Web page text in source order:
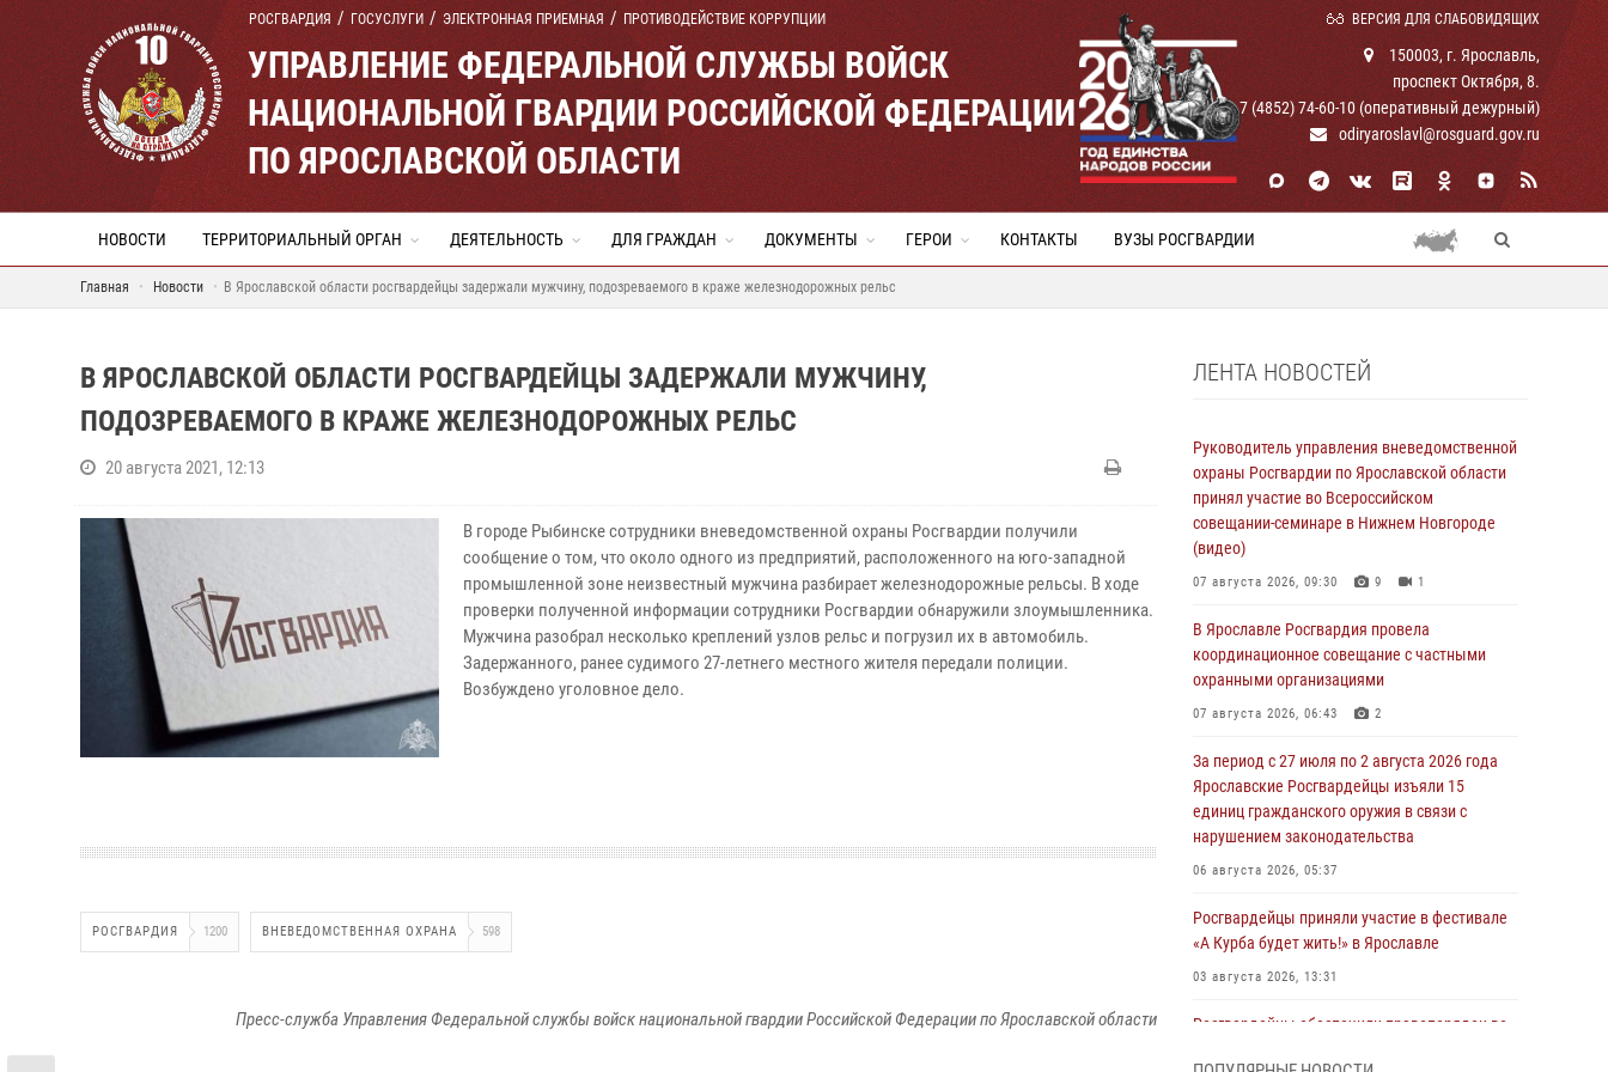
РОСГВАРДИЯ ГОСУСЛУГИ ЭЛЕКТРОННАЯ ПРИЕМНАЯ ПРОТИВОДЕЙСТВИЕ КОРРУПЦИИ ВЕРСИЯ ДЛЯ СЛАБОВИДЯЩИХ
УПРАВЛЕНИЕ ФЕДЕРАЛЬНОЙ СЛУЖБЫ ВОЙСК
НАЦИОНАЛЬНОЙ ГВАРДИИ РОССИЙСКОЙ ФЕДЕРАЦИИ
ПО ЯРОСЛАВСКОЙ ОБЛАСТИ
150003, г. Ярославль,
проспект Октября, 8.
+ 7 (4852) 74-60-10 (оперативный дежурный)
odiryaroslavl@rosguard.gov.ru
НОВОСТИ ТЕРРИТОРИАЛЬНЫЙ ОРГАН ДЕЯТЕЛЬНОСТЬ ДЛЯ ГРАЖДАН ДОКУМЕНТЫ ГЕРОИ КОНТАКТЫ ВУЗЫ РОСГВАРДИИ
Главная Новости В Ярославской области росгвардейцы задержали мужчину, подозреваемого в краже железнодорожных рельс
В ЯРОСЛАВСКОЙ ОБЛАСТИ РОСГВАРДЕЙЦЫ ЗАДЕРЖАЛИ МУЖЧИНУ,
ПОДОЗРЕВАЕМОГО В КРАЖЕ ЖЕЛЕЗНОДОРОЖНЫХ РЕЛЬС
20 августа 2021, 12:13
В городе Рыбинске сотрудники вневедомственной охраны Росгвардии получили
сообщение о том, что около одного из предприятий, расположенного на юго-западной
промышленной зоне неизвестный мужчина разбирает железнодорожные рельсы. В ходе
проверки полученной информации сотрудники Росгвардии обнаружили злоумышленника.
Мужчина разобрал несколько креплений узлов рельс и погрузил их в автомобиль.
Задержанного, ранее судимого 27-летнего местного жителя передали полиции.
Возбуждено уголовное дело.
РОСГВАРДИЯ 1200 ВНЕВЕДОМСТВЕННАЯ ОХРАНА 598
Пресс-служба Управления Федеральной службы войск национальной гвардии Российской Федерации по Ярославской области
ЛЕНТА НОВОСТЕЙ
Руководитель управления вневедомственной
охраны Росгвардии по Ярославской области
принял участие во Всероссийском
совещании-семинаре в Нижнем Новгороде
(видео)
07 августа 2026, 09:30 9 1
В Ярославле Росгвардия провела
координационное совещание с частными
охранными организациями
07 августа 2026, 06:43 2
За период с 27 июля по 2 августа 2026 года
Ярославские Росгвардейцы изъяли 15
единиц гражданского оружия в связи с
нарушением законодательства
06 августа 2026, 05:37
Росгвардейцы приняли участие в фестивале
«А Курба будет жить!» в Ярославле
03 августа 2026, 13:31
Росгвардейцы обеспечили правопорядок во